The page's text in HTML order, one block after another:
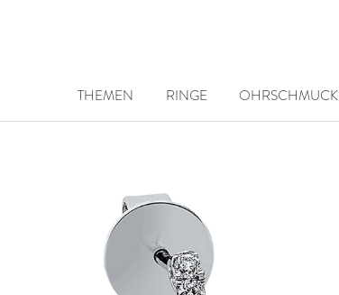
THEMEN RINGE OHRSCHMUCK